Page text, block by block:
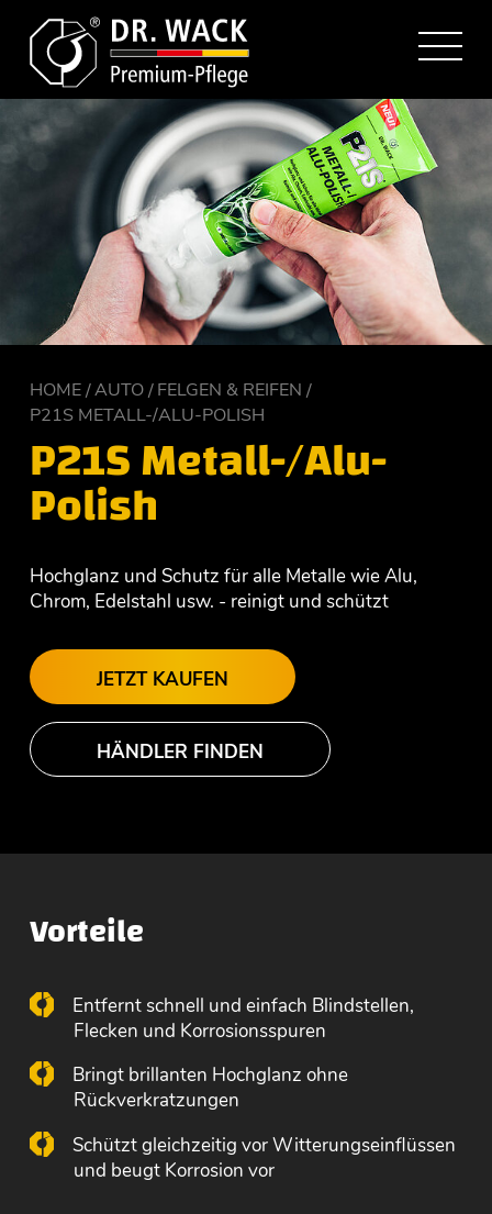
HOME AUTO FELGEN & REIFEN
P21S METALL-/ALU-POLISH
P21S Metall-/Alu-
Polish
Hochglanz und Schutz für alle Metalle wie Alu,
Chrom, Edelstahl usw. - reinigt und schützt
JETZT KAUFEN
HÄNDLER FINDEN
Vorteile
Entfernt schnell und einfach Blindstellen,
Flecken und Korrosionsspuren
Bringt brillanten Hochglanz ohne
Rückverkratzungen
Schützt gleichzeitig vor Witterungseinflüssen
und beugt Korrosion vor